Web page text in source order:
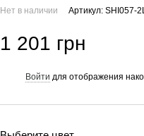
Нет в наличии Артикул: SHI057-
1 201 грн
Войти для отображения